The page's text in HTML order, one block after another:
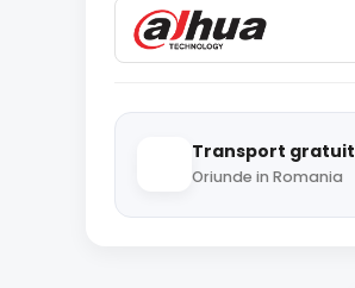
Transport gratuit
Oriunde in Romania